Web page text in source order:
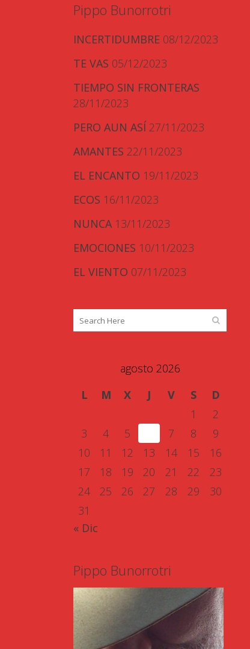
Pippo Bunorrotri
INCERTIDUMBRE 08/12/2023
TE VAS 05/12/2023
TIEMPO SIN FRONTERAS
28/11/2023
PERO AUN ASÍ 27/11/2023
AMANTES 22/11/2023
EL ENCANTO 19/11/2023
ECOS 16/11/2023
NUNCA 13/11/2023
EMOCIONES 10/11/2023
EL VIENTO 07/11/2023
agosto 2026
L
M X J V S
D
1
2
3
4 5 7 8
9
10
11 12 13 14 15
16
17
18 19 20 21 22
23
24
25 26 27 28 29
30
31
« Dic
Pippo Bunorrotri